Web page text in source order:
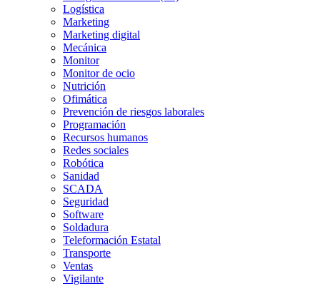
Logística
Marketing
Marketing digital
Mecánica
Monitor
Monitor de ocio
Nutrición
Ofimática
Prevención de riesgos laborales
Programación
Recursos humanos
Redes sociales
Robótica
Sanidad
SCADA
Seguridad
Software
Soldadura
Teleformación Estatal
Transporte
Ventas
Vigilante